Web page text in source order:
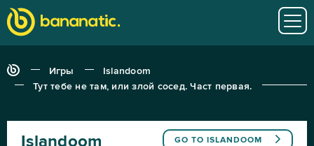
Игры
Islandoom
Тут тебе не там, или злой сосед. Част первая.
GO TO ISLANDOOM
Islandoom